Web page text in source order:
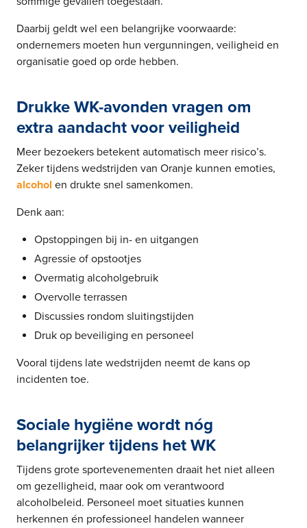
Daarbij geldt wel een belangrijke voorwaarde:
ondernemers moeten hun vergunningen, veiligheid en
organisatie goed op orde hebben.
Drukke WK-avonden vragen om
extra aandacht voor veiligheid
Meer bezoekers betekent automatisch meer risico’s.
Zeker tijdens wedstrijden van Oranje kunnen emoties,
alcohol en drukte snel samenkomen.
Denk aan:
Opstoppingen bij in- en uitgangen
Agressie of opstootjes
Overmatig alcoholgebruik
Overvolle terrassen
Discussies rondom sluitingstijden
Druk op beveiliging en personeel
Vooral tijdens late wedstrijden neemt de kans op
incidenten toe.
Sociale hygiëne wordt nóg
belangrijker tijdens het WK
Tijdens grote sportevenementen draait het niet alleen
om gezelligheid, maar ook om verantwoord
alcoholbeleid. Personeel moet situaties kunnen
herkennen én professioneel handelen wanneer